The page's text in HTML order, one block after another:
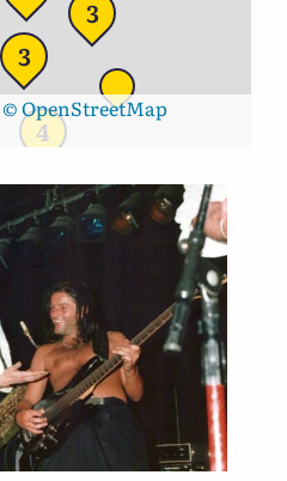
3
4
3
© OpenStreetMap